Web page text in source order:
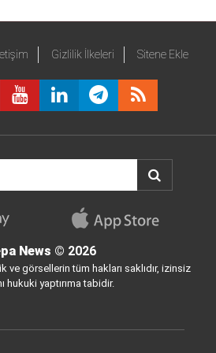
İletişim Gizlilik İlkeleri Sitene Ekle
News © 2026
ve görsellerin tüm hakları saklıdır, izinsiz
hukuki yaptırıma tabidir.